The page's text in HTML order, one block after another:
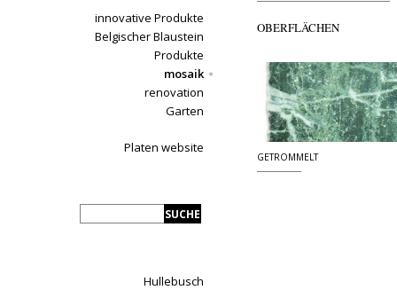
innovative Produkte
Belgischer Blaustein
Produkte
mosaik
renovation
Garten
Platen website
Hullebusch
OBERFLÄCHEN
GETROMMELT